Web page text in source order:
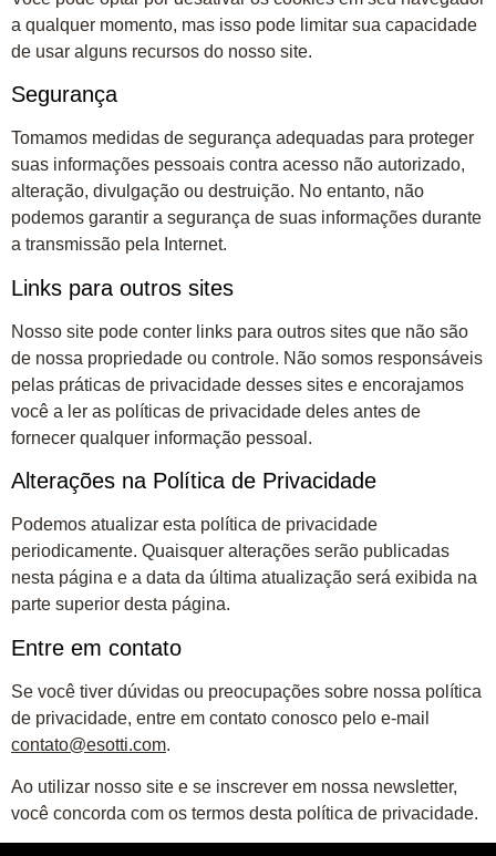
a qualquer momento, mas isso pode limitar sua capacidade
de usar alguns recursos do nosso site.
Segurança
Tomamos medidas de segurança adequadas para proteger
suas informações pessoais contra acesso não autorizado,
alteração, divulgação ou destruição. No entanto, não
podemos garantir a segurança de suas informações durante
a transmissão pela Internet.
Links para outros sites
Nosso site pode conter links para outros sites que não são
de nossa propriedade ou controle. Não somos responsáveis
pelas práticas de privacidade desses sites e encorajamos
você a ler as políticas de privacidade deles antes de
fornecer qualquer informação pessoal.
Alterações na Política de Privacidade
Podemos atualizar esta política de privacidade
periodicamente. Quaisquer alterações serão publicadas
nesta página e a data da última atualização será exibida na
parte superior desta página.
Entre em contato
Se você tiver dúvidas ou preocupações sobre nossa política
de privacidade, entre em contato conosco pelo e-mail
contato@esotti.com.
Ao utilizar nosso site e se inscrever em nossa newsletter,
você concorda com os termos desta política de privacidade.